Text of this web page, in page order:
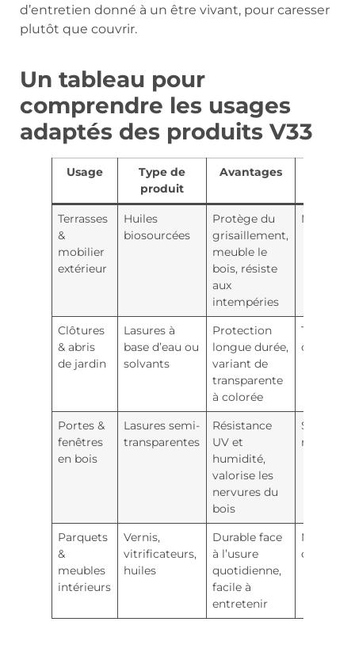
d’entretien donné à un être vivant, pour caresser
plutôt que couvrir.
Un tableau pour
comprendre les usages
adaptés des produits V33
Usage
Type de
produit
Avantages
Terrasses
&
mobilier
extérieur
Huiles
biosourcées
Protège du
grisaillement,
meuble le
bois, résiste
aux
intempéries
Mat
Clôtures
& abris
de jardin
Lasures à
base d’eau ou
solvants
Protection
longue durée,
variant de
transparente
à colorée
ou
Portes &
fenêtres
en bois
Lasures semi-
transparentes
Résistance
UV et
humidité,
valorise les
nervures du
bois
Satiné ou
mat
Parquets
&
meubles
intérieurs
Vernis,
vitrificateurs,
huiles
Durable face
à l’usure
quotidienne,
facile à
entretenir
Mat,
ou